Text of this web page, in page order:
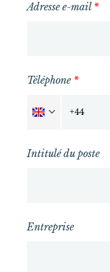
Adresse e-mail *
Téléphone *
Intitulé du poste
Entreprise